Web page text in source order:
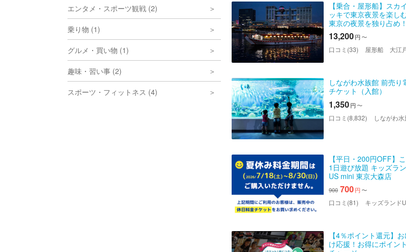
エンタメ・スポーツ観戦 (2)
乗り物 (1)
グルメ・買い物 (1)
趣味・習い事 (2)
スポーツ・フィットネス (4)
【乗合・屋形船】スカ
ッキで東京夜景を楽し
東京の夜景を独り占め
プライズ演出もできる！
お台場・東京スカイツリ
コース＞全船スカイデ
13,200円 〜
口コミ(33) 屋形船 大江
しながわ水族館 前売り
チケット（入館）
1,350円 〜
口コミ(8,832) しながわ
【平日・200円OFF】
1日遊び放題 キッズラ
US mini 東京大森店
900 700円 〜
口コミ(81) キッズランドUS mini 東京大
【4％ポイント還元】
け応援！お得にポイン